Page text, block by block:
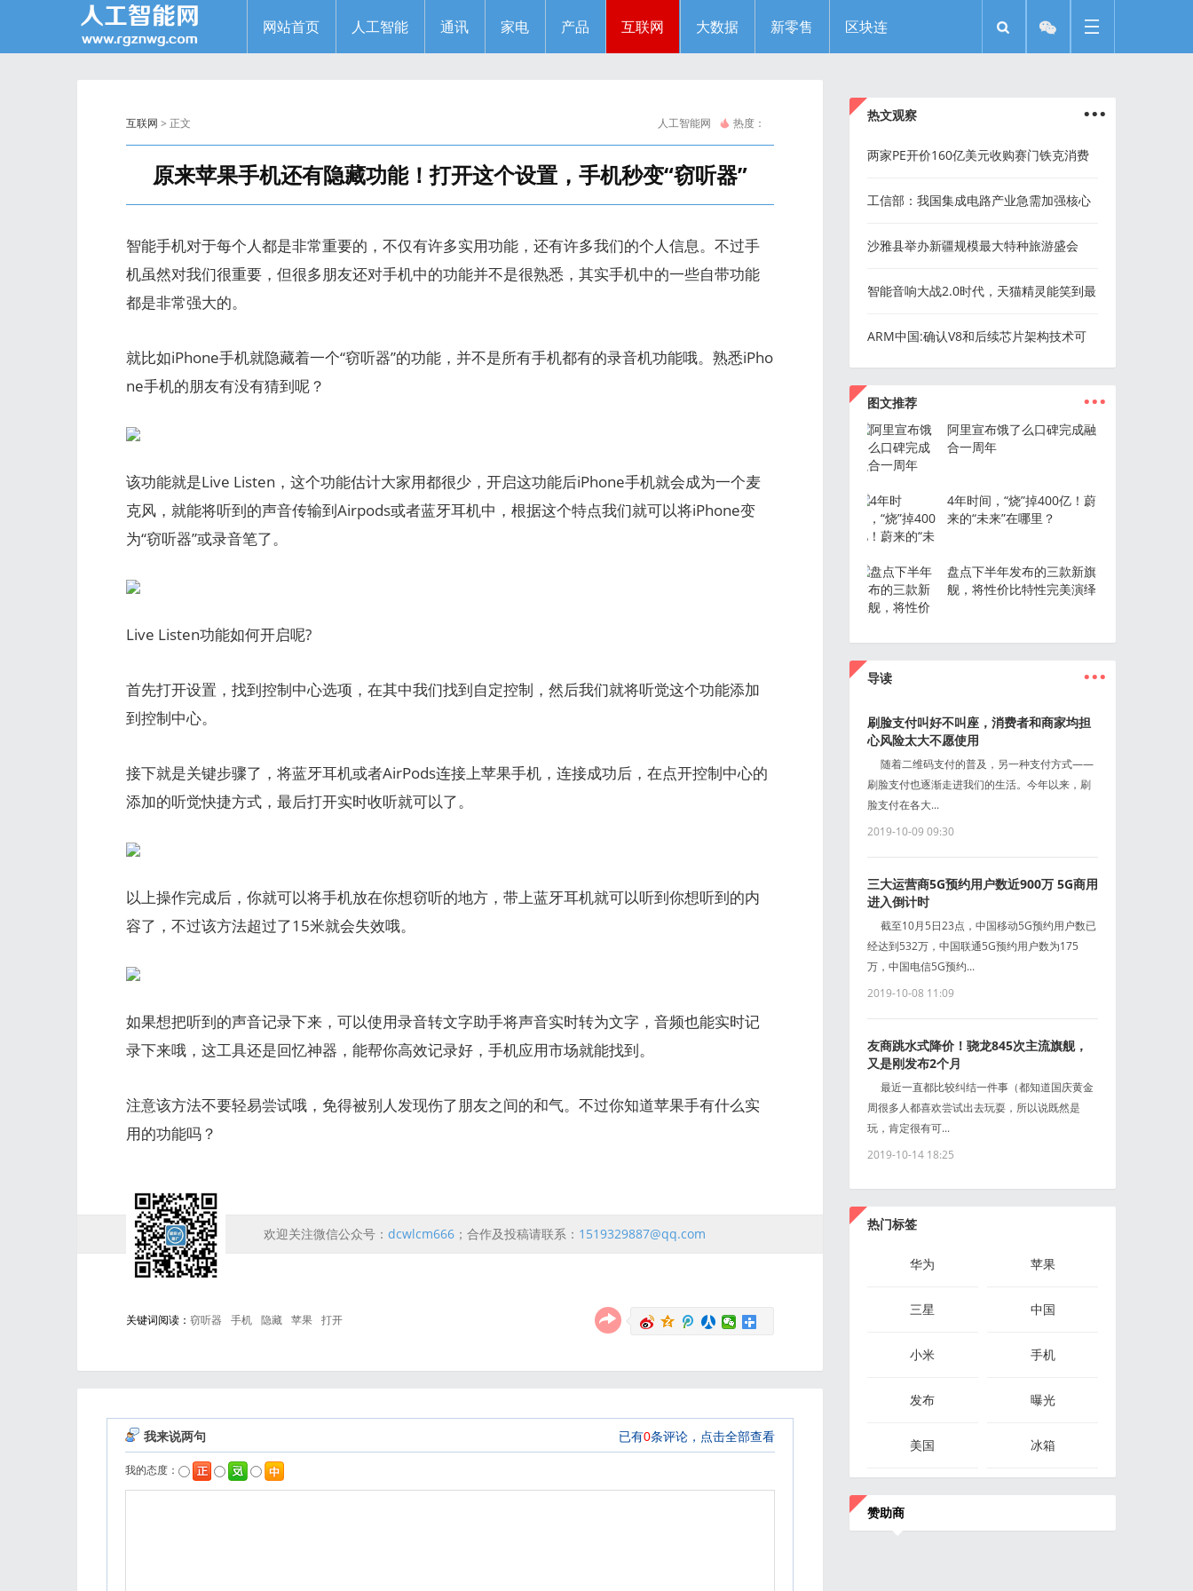
网站首页 人工智能 通讯 家电 产品 互联网 大数据 新零售 区块连
互联网 > 正文 人工智能网 热度：
原来苹果手机还有隐藏功能！打开这个设置，手机秒变“窃听器”
智能手机对于每个人都是非常重要的，不仅有许多实用功能，还有许多我们的个人信息。不过手
机虽然对我们很重要，但很多朋友还对手机中的功能并不是很熟悉，其实手机中的一些自带功能
都是非常强大的。
就比如iPhone手机就隐藏着一个“窃听器”的功能，并不是所有手机都有的录音机功能哦。熟悉iPho
ne手机的朋友有没有猜到呢？
该功能就是Live Listen，这个功能估计大家用都很少，开启这功能后iPhone手机就会成为一个麦
克风，就能将听到的声音传输到Airpods或者蓝牙耳机中，根据这个特点我们就可以将iPhone变
为“窃听器”或录音笔了。
Live Listen功能如何开启呢?
首先打开设置，找到控制中心选项，在其中我们找到自定控制，然后我们就将听觉这个功能添加
到控制中心。
接下就是关键步骤了，将蓝牙耳机或者AirPods连接上苹果手机，连接成功后，在点开控制中心的
添加的听觉快捷方式，最后打开实时收听就可以了。
以上操作完成后，你就可以将手机放在你想窃听的地方，带上蓝牙耳机就可以听到你想听到的内
容了，不过该方法超过了15米就会失效哦。
如果想把听到的声音记录下来，可以使用录音转文字助手将声音实时转为文字，音频也能实时记
录下来哦，这工具还是回忆神器，能帮你高效记录好，手机应用市场就能找到。
注意该方法不要轻易尝试哦，免得被别人发现伤了朋友之间的和气。不过你知道苹果手有什么实
用的功能吗？
欢迎关注微信公众号：dcwlcm666 ；合作及投稿请联系： 1519329887@qq.com
关键词阅读： 窃听器 手机 隐藏 苹果 打开
热文观察 ...
两家PE开价160亿美元收购赛门铁克消费
业务
工信部：我国集成电路产业急需加强核心
技术攻关
沙雅县举办新疆规模最大特种旅游盛会
智能音响大战2.0时代，天猫精灵能笑到最
后吗？
ARM中国:确认V8和后续芯片架构技术可
图文推荐
...
阿里宣布饿了么口碑完成融
合一周年
4年时间，“烧”掉400亿！蔚
来的“未来”在哪里？
盘点下半年发布的三款新旗
舰，将性价比特性完美演绎
导读 ...
刷脸支付叫好不叫座，消费者和商家均担
心风险太大不愿使用
随着二维码支付的普及，另一种支付方式——
刷脸支付也逐渐走进我们的生活。今年以来，刷
脸支付在各大...
2019-10-09 09:30
三大运营商5G预约用户数近900万 5G商用
进入倒计时
截至10月5日23点，中国移动5G预约用户数已
经达到532万，中国联通5G预约用户数为175
万，中国电信5G预约...
2019-10-08 11:09
友商跳水式降价！骁龙845次主流旗舰，
又是刚发布2个月
最近一直都比较纠结一件事（都知道国庆黄金
周很多人都喜欢尝试出去玩耍，所以说既然是
玩，肯定很有可...
2019-10-14 18:25
热门标签
华为 苹果
三星 中国
小米 手机
发布 曝光
美国 冰箱
赞助商